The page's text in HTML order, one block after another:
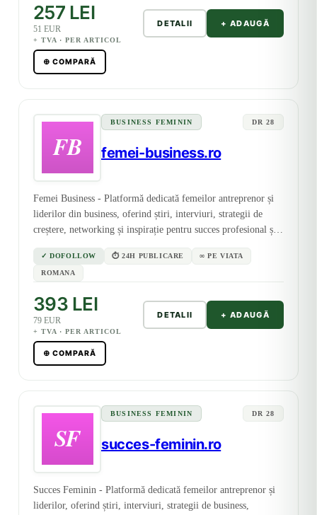
257 LEI
51 EUR
+ TVA · PER ARTICOL
DETALII + ADAUGĂ
⊕ COMPARĂ
BUSINESS FEMININ DR 28
femei-business.ro
Femei Business - Platformă dedicată femeilor antreprenor și
liderilor din business, oferind știri, interviuri, strategii de
creștere, networking și inspirație pentru succes profesional și
✓ DOFOLLOW ⏱ 24H PUBLICARE ∞ PE VIATA
ROMANA
393 LEI
79 EUR
+ TVA · PER ARTICOL
DETALII + ADAUGĂ
⊕ COMPARĂ
BUSINESS FEMININ DR 28
succes-feminin.ro
Succes Feminin - Platformă dedicată femeilor antreprenor și
liderilor, oferind știri, interviuri, strategii de business,